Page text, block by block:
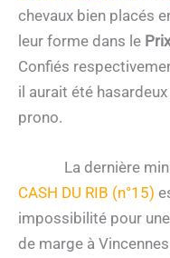
chevaux bien placés
leur forme dans le
Confiés
il aurait été
prono.
La dernière
CASH DU RIB (n°15)
impossibilité pour
de marge à